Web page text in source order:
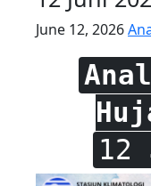
June 12, 2026
12